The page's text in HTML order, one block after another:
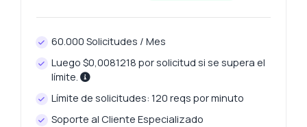
60.000 Solicitudes / Mes
Luego $0,0081218 por solicitud si se supera el
límite.
Límite de solicitudes: 120 reqs por minuto
Soporte al Cliente Especializado